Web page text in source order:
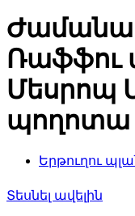
Ռաֆֆու
Մեսրոպ
պողոտա
Երթուղու
Տեսնել ավելին